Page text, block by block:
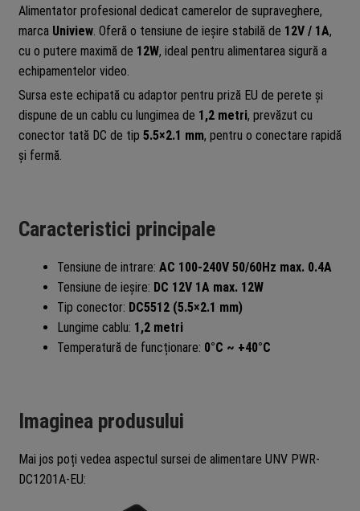
Alimentator profesional dedicat camerelor de supraveghere,
marca Uniview. Oferă o tensiune de ieșire stabilă de 12V / 1A,
cu o putere maximă de 12W, ideal pentru alimentarea sigură a
echipamentelor video.
Sursa este echipată cu adaptor pentru priză EU de perete și
dispune de un cablu cu lungimea de 1,2 metri, prevăzut cu
conector tată DC de tip 5.5×2.1 mm, pentru o conectare rapidă
și fermă.
Caracteristici principale
Tensiune de intrare: AC 100-240V 50/60Hz max. 0.4A
Tensiune de ieșire: DC 12V 1A max. 12W
Tip conector: DC5512 (5.5×2.1 mm)
Lungime cablu: 1,2 metri
Temperatură de funcționare: 0°C ~ +40°C
Imaginea produsului
Mai jos poți vedea aspectul sursei de alimentare UNV PWR-
DC1201A-EU: